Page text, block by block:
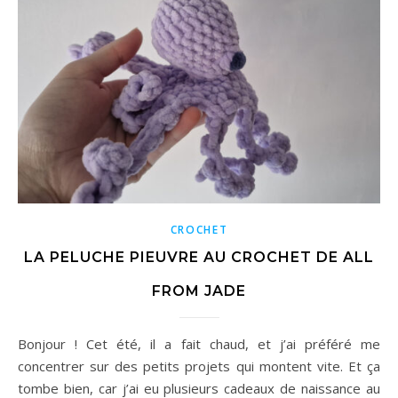
CROCHET
LA PELUCHE PIEUVRE AU CROCHET DE ALL
FROM JADE
Bonjour ! Cet été, il a fait chaud, et j’ai préféré me
concentrer sur des petits projets qui montent vite. Et ça
tombe bien, car j’ai eu plusieurs cadeaux de naissance au